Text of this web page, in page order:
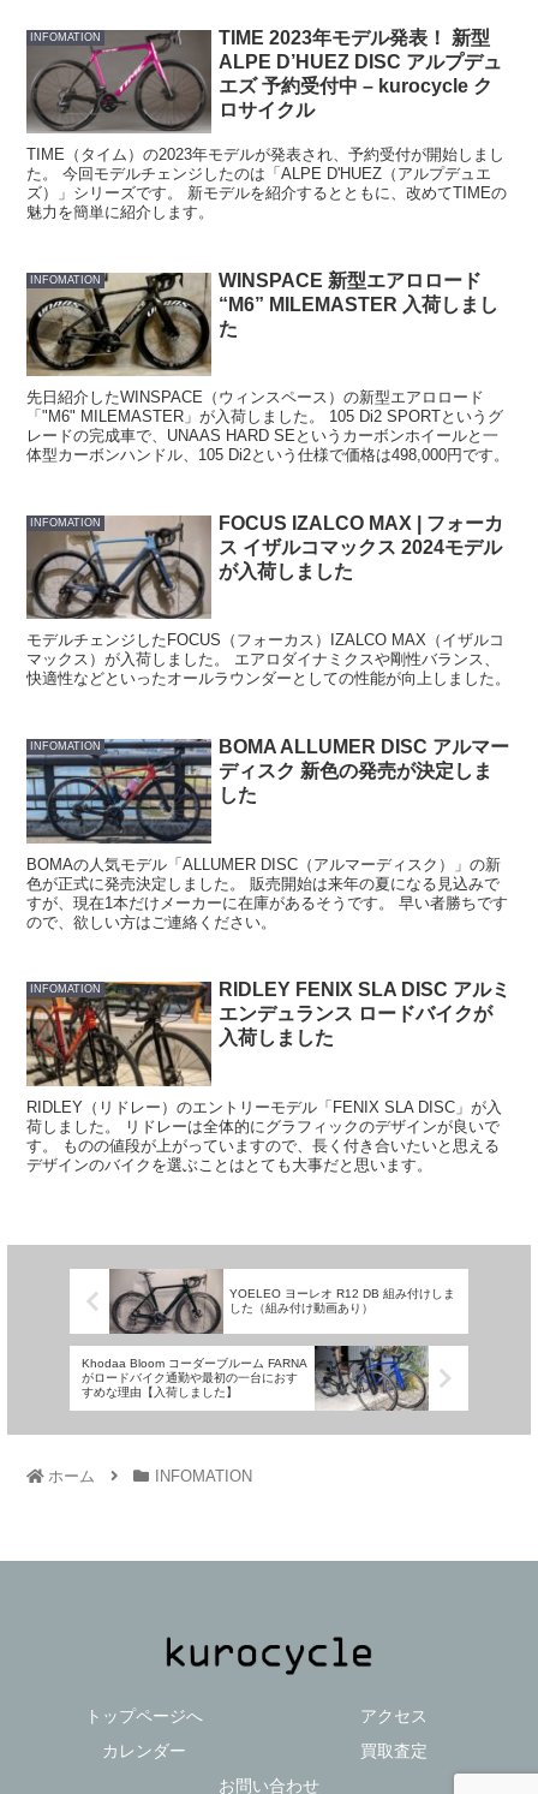
INFOMATION
TIME 2023年モデル発表！ 新型
ALPE D’HUEZ DISC アルプデュ
エズ 予約受付中 – kurocycle ク
ロサイクル
TIME（タイム）の2023年モデルが発表され、予約受付が開始しまし
た。 今回モデルチェンジしたのは「ALPE D'HUEZ（アルプデュエ
ズ）」シリーズです。 新モデルを紹介するとともに、改めてTIMEの
魅力を簡単に紹介します。
INFOMATION
WINSPACE 新型エアロロード
“M6” MILEMASTER 入荷しまし
た
先日紹介したWINSPACE（ウィンスペース）の新型エアロロード
「"M6" MILEMASTER」が入荷しました。 105 Di2 SPORTというグ
レードの完成車で、UNAAS HARD SEというカーボンホイールと一
体型カーボンハンドル、105 Di2という仕様で価格は498,000円です。
INFOMATION
FOCUS IZALCO MAX | フォーカ
ス イザルコマックス 2024モデル
が入荷しました
モデルチェンジしたFOCUS（フォーカス）IZALCO MAX（イザルコ
マックス）が入荷しました。 エアロダイナミクスや剛性バランス、
快適性などといったオールラウンダーとしての性能が向上しました。
INFOMATION
BOMA ALLUMER DISC アルマー
ディスク 新色の発売が決定しま
した
BOMAの人気モデル「ALLUMER DISC（アルマーディスク）」の新
色が正式に発売決定しました。 販売開始は来年の夏になる見込みで
すが、現在1本だけメーカーに在庫があるそうです。 早い者勝ちです
ので、欲しい方はご連絡ください。
INFOMATION
RIDLEY FENIX SLA DISC アルミ
エンデュランス ロードバイクが
入荷しました
RIDLEY（リドレー）のエントリーモデル「FENIX SLA DISC」が入
荷しました。 リドレーは全体的にグラフィックのデザインが良いで
す。 ものの値段が上がっていますので、長く付き合いたいと思える
デザインのバイクを選ぶことはとても大事だと思います。
YOELEO ヨーレオ R12 DB 組み付けしま
した（組み付け動画あり）
Khodaa Bloom コーダーブルーム FARNA
がロードバイク通勤や最初の一台におす
すめな理由【入荷しました】
ホーム INFOMATION
トップページへ
アクセス
カレンダー
買取査定
お問い合わせ